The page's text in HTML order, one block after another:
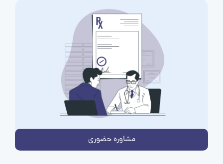
مشاوره حضوری